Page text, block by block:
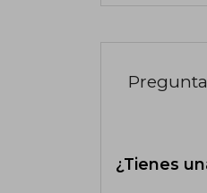
¿Tienes